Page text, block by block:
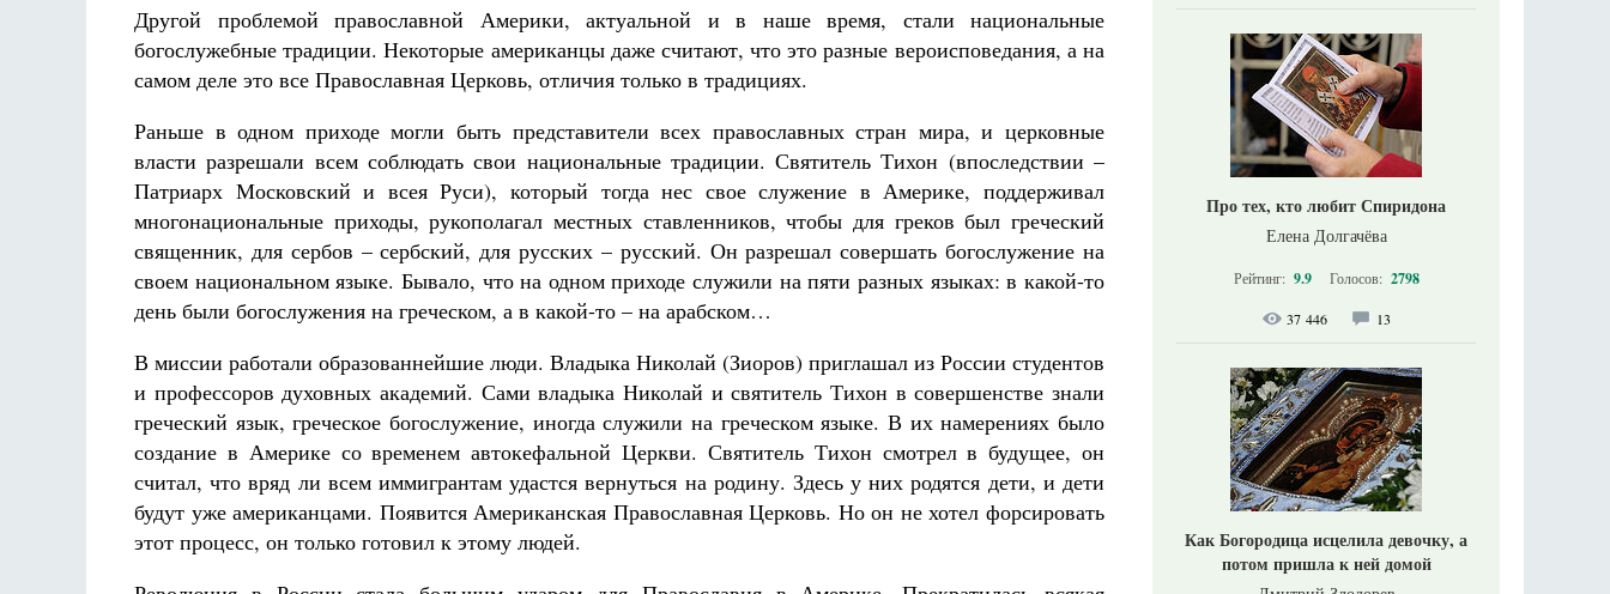
Другой проблемой православной Америки, актуальной и в наше время, стали национальные
богослужебные традиции. Некоторые американцы даже считают, что это разные вероисповедания, а на
самом деле это все Православная Церковь, отличия только в традициях.
Раньше в одном приходе могли быть представители всех православных стран мира, и церковные
власти разрешали всем соблюдать свои национальные традиции. Святитель Тихон (впоследствии –
Патриарх Московский и всея Руси), который тогда нес свое служение в Америке, поддерживал
многонациональные приходы, рукополагал местных ставленников, чтобы для греков был греческий
священник, для сербов – сербский, для русских – русский. Он разрешал совершать богослужение на
своем национальном языке. Бывало, что на одном приходе служили на пяти разных языках: в какой-то
день были богослужения на греческом, а в какой-то – на арабском…
В миссии работали образованнейшие люди. Владыка Николай (Зиоров) приглашал из России студентов
и профессоров духовных академий. Сами владыка Николай и святитель Тихон в совершенстве знали
греческий язык, греческое богослужение, иногда служили на греческом языке. В их намерениях было
создание в Америке со временем автокефальной Церкви. Святитель Тихон смотрел в будущее, он
считал, что вряд ли всем иммигрантам удастся вернуться на родину. Здесь у них родятся дети, и дети
будут уже американцами. Появится Американская Православная Церковь. Но он не хотел форсировать
этот процесс, он только готовил к этому людей.
Про тех, кто любит Спиридона
Елена Долгачёва
Рейтинг: 9.9 Голосов: 2798
37 446 13
Как Богородица исцелила девочку, а
потом пришла к ней домой